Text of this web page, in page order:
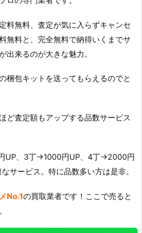
料無料、査定が気に入らずキャンセ
無料と、完全無料で納得いくまでサ
出来るのが大きな魅力。
梱包キットを送ってもらえるのでと
ど査定額もアップする品数サービス
UP、3丁→1000円UP、4丁→2000円
サービス。特に品数多い方は是非。
No.1の買取業者です！ここで売ると